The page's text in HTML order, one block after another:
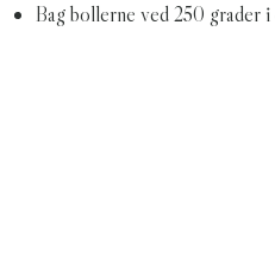
Bag bollerne ved 250 grader